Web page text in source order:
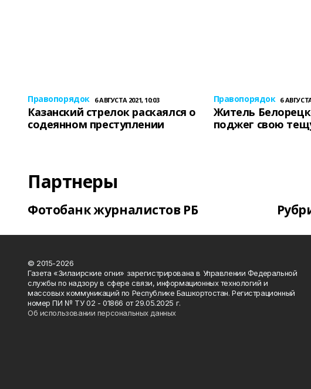
Правопорядок 6 АВГУСТА 2021, 10:03
Казанский стрелок раскаялся о
содеянном преступлении
Правопорядок 6
Житель
поджег свою
Партнеры
Фотобанк журналистов РБ
© 2015-2026
Газета «Зилаирские огни» зарегистрирована в Управлении Федеральной
службы по надзору в сфере связи, информационных технологий и
массовых коммуникаций по Республике Башкортостан. Регистрационный
номер ПИ № ТУ 02 - 01866 от 29.05.2025 г.
Об использовании персональных данных